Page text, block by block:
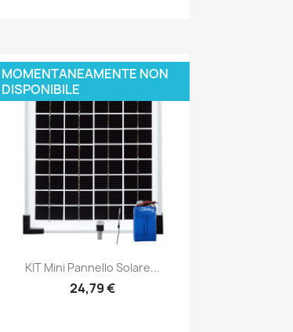
Snabbvy
KIT Mini Pannello Solare...
24,79 €
MOMENTANEAMENTE NON
DISPONIBILE